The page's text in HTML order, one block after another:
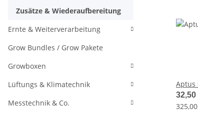
Aptus
32,50
Zusätze & Wiederaufbereitung
Ernte & Weiterverarbeitung
Grow Bundles / Grow Pakete
Growboxen
Lüftungs & Klimatechnik
Messtechnik & Co.